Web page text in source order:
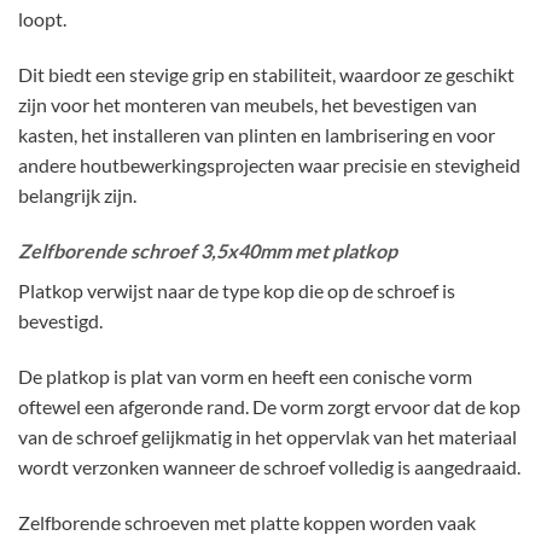
loopt.
Dit biedt een stevige grip en stabiliteit, waardoor ze geschikt
zijn voor het monteren van meubels, het bevestigen van
kasten, het installeren van plinten en lambrisering en voor
andere houtbewerkingsprojecten waar precisie en stevigheid
belangrijk zijn.
Zelfborende schroef 3,5x40mm met platkop
Platkop verwijst naar de type kop die op de schroef is
bevestigd.
De platkop is plat van vorm en heeft een conische vorm
oftewel een afgeronde rand. De vorm zorgt ervoor dat de kop
van de schroef gelijkmatig in het oppervlak van het materiaal
wordt verzonken wanneer de schroef volledig is aangedraaid.
Zelfborende schroeven met platte koppen worden vaak